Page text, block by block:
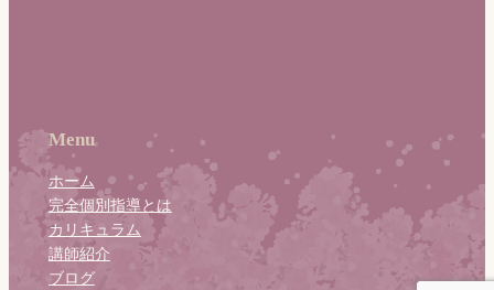
Menu
ホーム
完全個別指導とは
カリキュラム
講師紹介
ブログ